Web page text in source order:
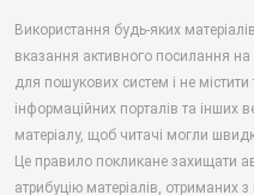
Використання будь-яких
вказання активного посилання
для пошукових систем і не
інформаційних порталів та інших
матеріалу, щоб читачі могли
Це правило покликане захищати
атрибуцію матеріалів, отриманих